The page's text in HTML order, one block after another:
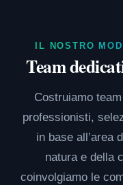
IL NOSTRO
Team
Costruiamo
professionisti,
in base all’area
natura e della
coinvolgiamo le